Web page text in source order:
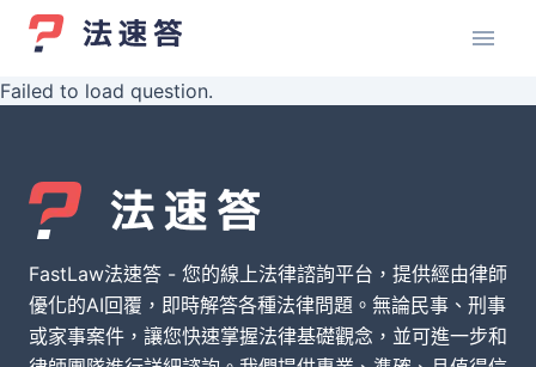
Failed to load question.
FastLaw法速答 - 您的線上法律諮詢平台，提供經由律師
優化的AI回覆，即時解答各種法律問題。無論民事、刑事
或家事案件，讓您快速掌握法律基礎觀念，並可進一步和